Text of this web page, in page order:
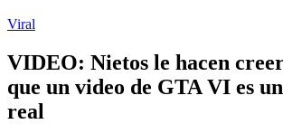
Viral
VIDEO: Nietos le hacen
que un video de GTA VI es
real